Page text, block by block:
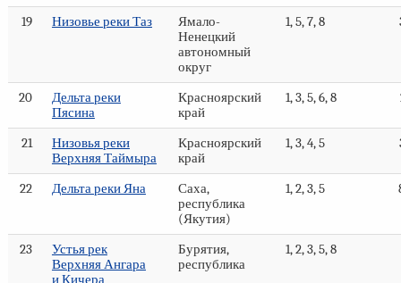
19 Низовье реки Таз
Ямало-
Ненецкий
автономный
округ
1, 5, 7, 8
20
Дельта реки
Пясина
Красноярский
край
1, 3, 5, 6, 8
21
Низовья реки
Верхняя Таймыра
Красноярский
край
1, 3, 4, 5
22 Дельта реки Яна
Саха,
республика
(Якутия)
1, 2, 3, 5
23
Устья рек
Верхняя Ангара
и Кичера
Бурятия,
республика
1, 2, 3, 5, 8